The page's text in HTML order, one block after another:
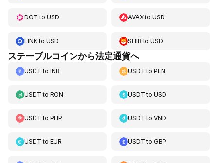
DOT to USD AVAXtoUSD
LINKto USD SHIB toUSD
ステーブルコインから法定通貨へ
USDT to INR USDT toPLN
USDT to RON USDT toUSD
USDT to PHP USDT toVND
USDT to EUR USDT toGBP